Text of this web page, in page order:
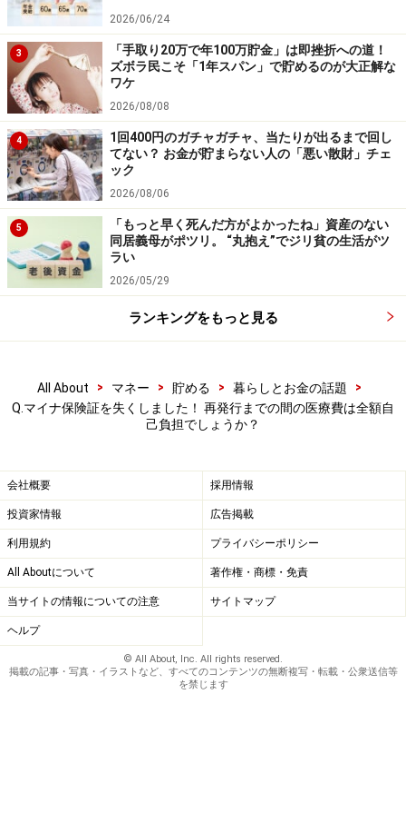
【編集部からのお知らせ】
・「家計」について、 アンケート（2026/8/31まで）
中です！
※抽選で20名にAmazonギフト券1000円分プレゼント
※謝礼付きの限定アンケートやモニター企画に参加が可能に
なります
2026/06/24
3
「手取り20万で年100万貯金」は即挫折への道！
ズボラ民こそ「1年スパン」で貯めるのが大正解な
ワケ
2026/08/08
4
1回400円のガチャガチャ、当たりが出るまで回し
てない？ お金が貯まらない人の「悪い散財」チェ
ック
2026/08/06
5
「もっと早く死んだ方がよかったね」資産のない
同居義母がポツリ。 “丸抱え”でジリ貧の生活がツ
ラい
2026/05/29
ランキングをもっと見る
All About > マネー > 貯める > 暮らしとお金の話題
>
Q.マイナ保険証を失くしました！ 再発行までの間の医療費は全額自
己負担でしょうか？
会社概要 採用情報
投資家情報 広告掲載
利用規約 プライバシーポリシー
All Aboutについて 著作権・商標・免責
当サイトの情報についての注意 サイトマップ
ヘルプ
© All About, Inc. All rights reserved.
掲載の記事・写真・イラストなど、すべてのコンテンツの無断複写・転載・公衆送信等
を禁じます